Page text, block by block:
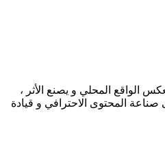
الواقع المحلي و يصنع الأثر ،
صناعة المحتوى الاحترافي و قيادة